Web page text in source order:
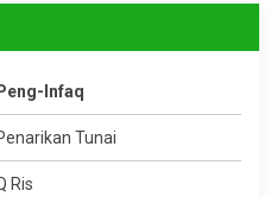
Peng-Infaq
Tunai
Ris